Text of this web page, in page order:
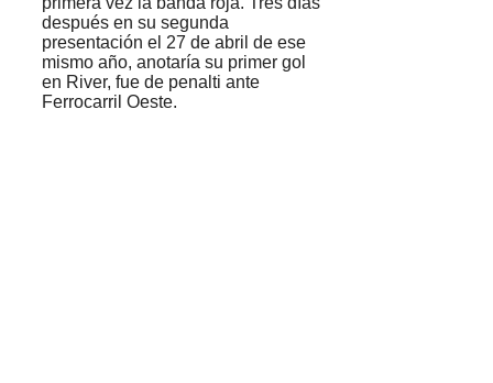
después en su segunda
presentación el 27 de abril de ese
mismo año, anotaría su primer gol
en River, fue de penalti ante
Ferrocarril Oeste.